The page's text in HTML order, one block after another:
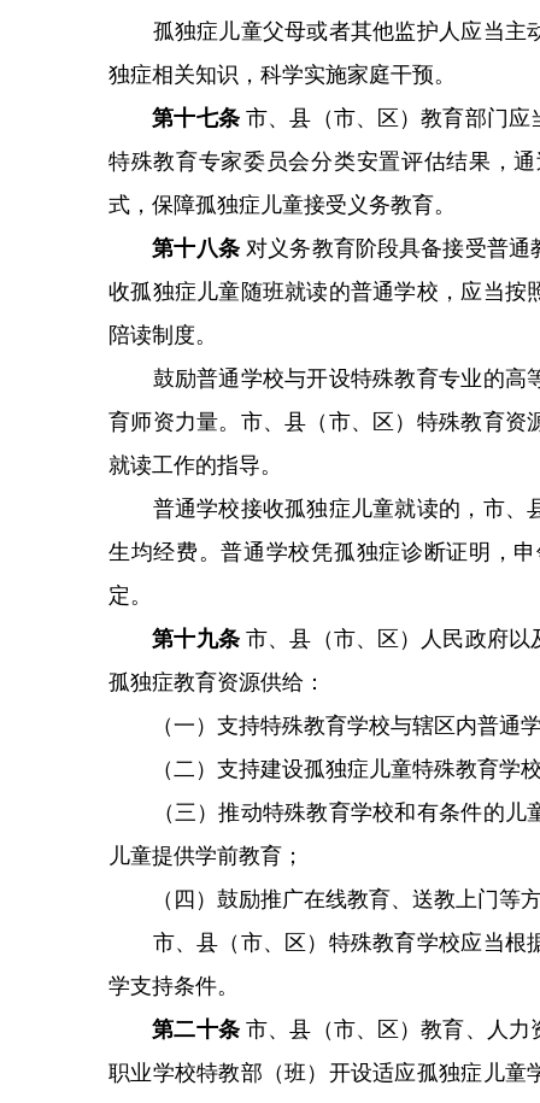
孤独症儿童父母或者其他监护人应当主
独症相关知识，科学实施家庭干预。
第十七条市、县（市、区）教育部门应
特殊教育专家委员会分类安置评估结果，
式，保障孤独症儿童接受义务教育。
第十八条对义务教育阶段具备接受普通
收孤独症儿童随班就读的普通学校，应当
陪读制度。
鼓励普通学校与开设特殊教育专业的高
育师资力量。市、县（市、区）特殊教育
就读工作的指导。
普通学校接收孤独症儿童就读的，市、
生均经费。普通学校凭孤独症诊断证明，
定。
第十九条市、县（市、区）人民政府以
孤独症教育资源供给：
（一）支持特殊教育学校与辖区内普通
（二）支持建设孤独症儿童特殊教育学校
（三）推动特殊教育学校和有条件的儿
儿童提供学前教育；
（四）鼓励推广在线教育、送教上门等方
市、县（市、区）特殊教育学校应当根
学支持条件。
第二十条市、县（市、区）教育、人力
职业学校特教部（班）开设适应孤独症儿